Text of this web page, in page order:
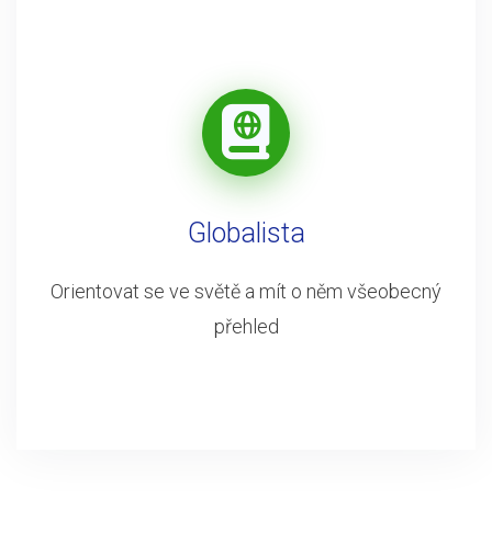
Globalista
Orientovat se ve světě a mít o něm všeobecný
přehled